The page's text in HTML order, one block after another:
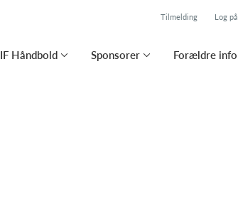
Tilmelding Log på
Håndbold Sponsorer Forældre info